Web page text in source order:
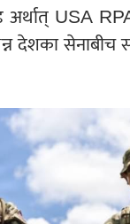
अर्थात्
देशका